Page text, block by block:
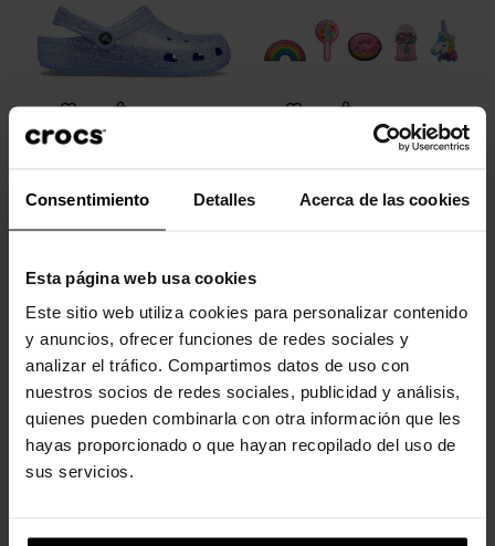
Consentimiento Detalles Acerca de las cookies
Esta página web usa cookies
Este sitio web utiliza cookies para personalizar contenido
y anuncios, ofrecer funciones de redes sociales y
analizar el tráfico. Compartimos datos de uso con
nuestros socios de redes sociales, publicidad y análisis,
quienes pueden combinarla con otra información que les
hayas proporcionado o que hayan recopilado del uso de
sus servicios.
59,90 € 47,92 € 16,99 € 13,59 €
-30%
Zuecos de niños Classic...